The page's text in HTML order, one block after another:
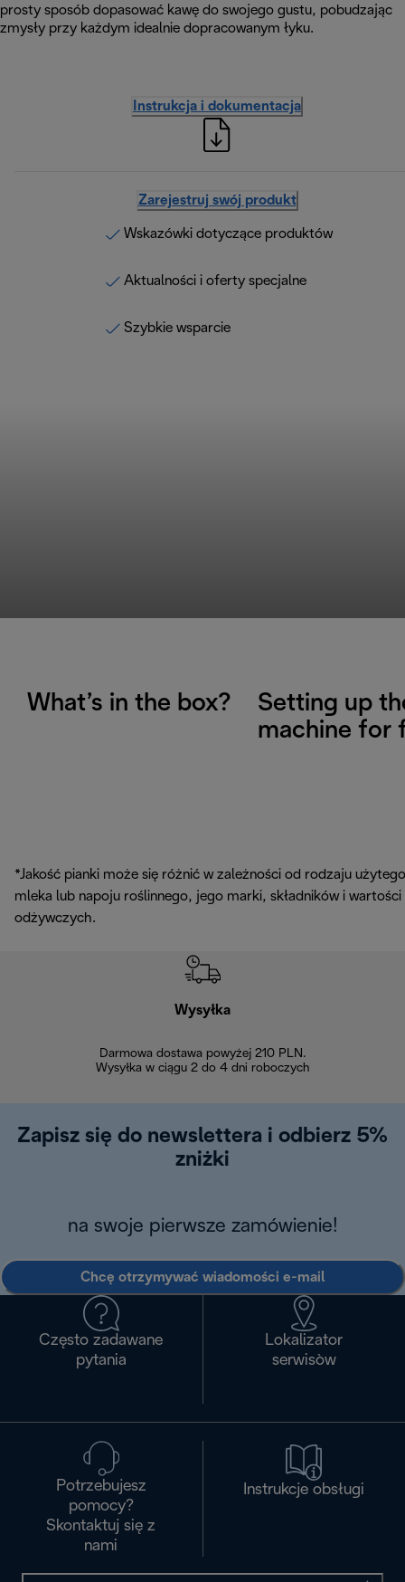
prosty sposób dopasować kawę do swojego gustu, pobudzając
zmysły przy każdym idealnie dopracowanym łyku.
Instrukcja i dokumentacja
Zarejestruj swój produkt
Wskazówki dotyczące produktów
Aktualności i oferty specjalne
Szybkie wsparcie
What’s in the box?
Setting up
machine for
*Jakość pianki może się różnić w zależności od rodzaju użytego
mleka lub napoju roślinnego, jego marki, składników i wartości
odżywczych.
Wysyłka
Darmowa dostawa powyżej 210 PLN.
Wysyłka w ciągu 2 do 4 dni roboczych
Zapisz się do newslettera i odbierz 5%
zniżki
na swoje pierwsze zamówienie!
Chcę otrzymywać wiadomości e-mail
Często zadawane
pytania
Lokalizator
serwisòw
Potrzebujesz
pomocy?
Skontaktuj się z
nami
Instrukcje obsługi